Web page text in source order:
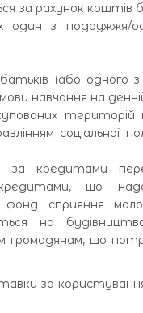
за рахунок
один з подружжя/
(або одного
навчання на
соціальної
за кредитами
що
фонд сприяння
на
громадянам, що
за